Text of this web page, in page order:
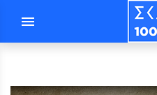
menu